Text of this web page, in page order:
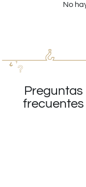
No
Preguntas
frecuentes